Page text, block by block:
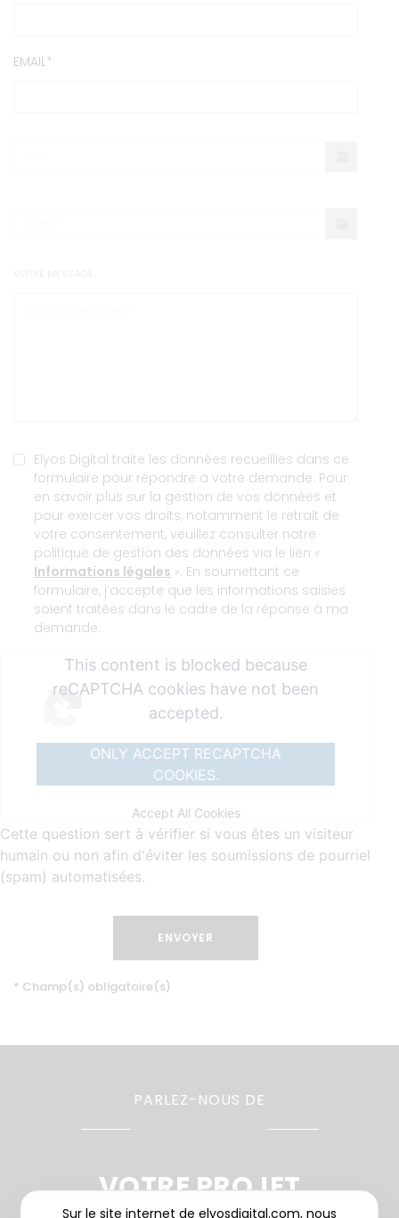
EMAIL
POLITIQUE
PRIVÉE
Elyos Digital traite les données recueillies dans ce
formulaire pour répondre à votre demande. Pour
en savoir plus sur la gestion de vos données et
pour exercer vos droits, notamment le retrait de
votre consentement, veuillez consulter notre
politique de gestion des données via le lien «
Informations légales ». En soumettant ce
formulaire, j’accepte que les informations saisies
soient traitées dans le cadre de la réponse à ma
demande.
This content is blocked because
reCAPTCHA cookies have not been
accepted.
ONLY ACCEPT RECAPTCHA
COOKIES.
Accept All Cookies
Cette question sert à vérifier si vous êtes un visiteur
humain ou non afin d'éviter les soumissions de pourriel
(spam) automatisées.
* Champ(s) obligatoire(s)
Sur le site internet de elyosdigital.com, nous
PARLEZ-NOUS DE
VOTRE PROJET